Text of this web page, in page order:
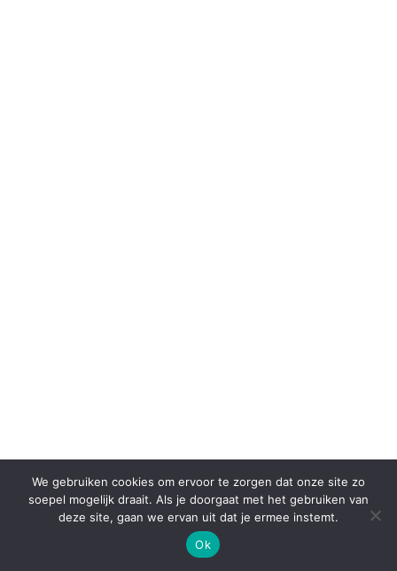
We gebruiken cookies om ervoor te zorgen dat onze site zo
soepel mogelijk draait. Als je doorgaat met het gebruiken van
deze site, gaan we ervan uit dat je ermee instemt.
Ok